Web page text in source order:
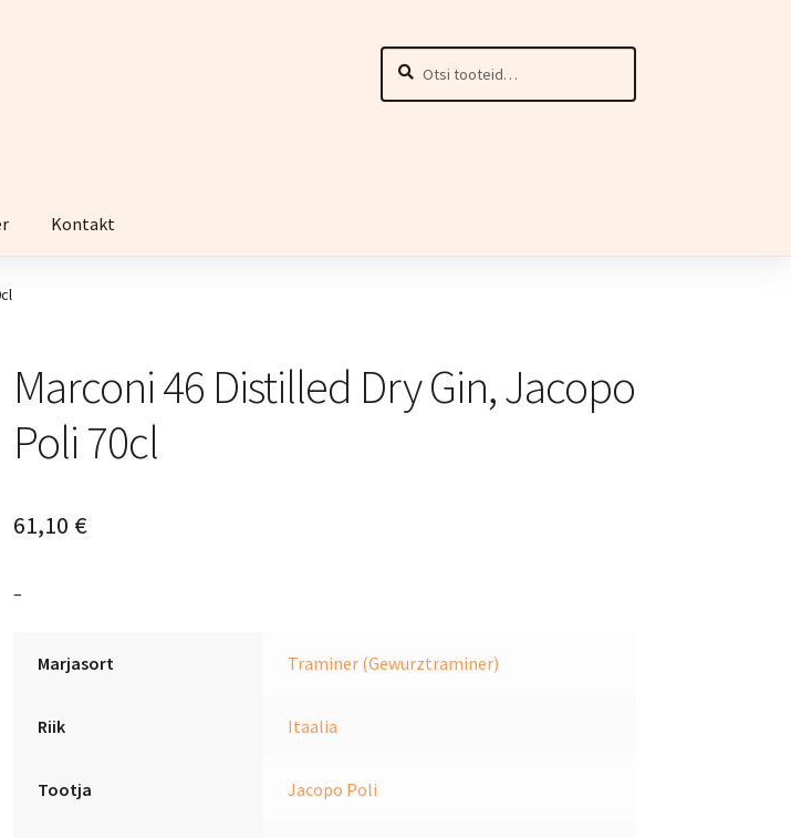
Otsi:
Otsi
Kontakt
Marconi 46 Distilled Dry Gin, Jacopo
Poli 70cl
61,10 €
–
Marjasort Traminer (Gewurztraminer)
Riik Itaalia
Tootja Jacopo Poli